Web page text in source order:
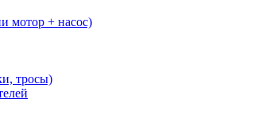
мотор + насос)
тросы)